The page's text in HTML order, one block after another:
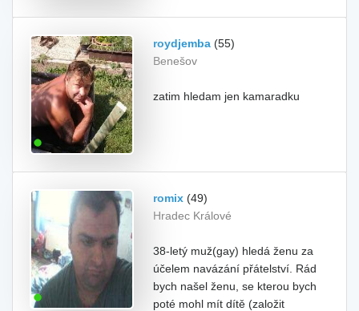
roydjemba (55)
Benešov
zatim hledam jen kamaradku
romix (49)
Hradec Králové
38-letý muž(gay) hledá ženu za
účelem navázání přátelství. Rád
bych našel ženu, se kterou bych
poté mohl mít dítě (založit